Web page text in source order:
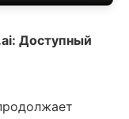
Доступный